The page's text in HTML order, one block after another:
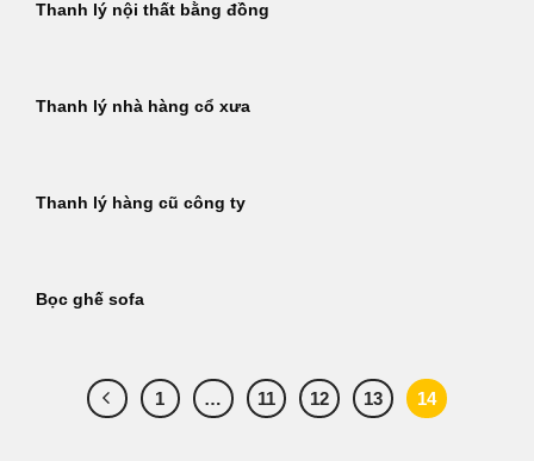
Thanh lý nội thất bằng đồng
Thanh lý nhà hàng cổ xưa
Thanh lý hàng cũ công ty
Bọc ghế sofa
1 … 11 12 13 14